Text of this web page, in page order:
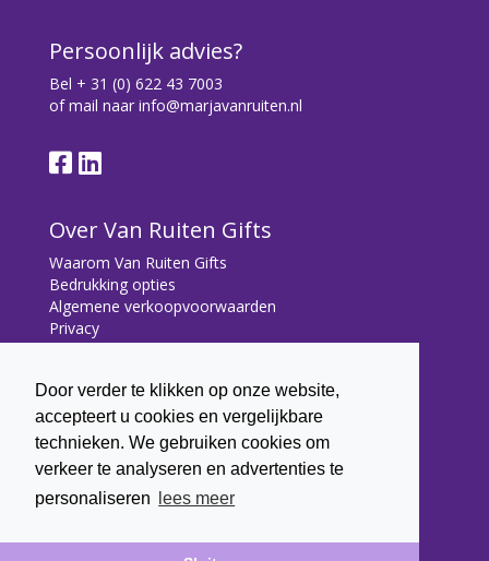
Door verder te klikken op onze website,
accepteert u cookies en vergelijkbare
technieken. We gebruiken cookies om
verkeer te analyseren en advertenties te
personaliseren
lees meer
Persoonlijk advies?
Bel + 31 (0) 622 43 7003
of mail naar info@marjavanruiten.nl
Over Van Ruiten Gifts
Waarom Van Ruiten Gifts
Bedrukking opties
Algemene verkoopvoorwaarden
Privacy
Contact
Bryonialaan 5
3233 VA Oostvoorne
+31 (0) 6 22 43 7003
info@marjavanruiten.nl